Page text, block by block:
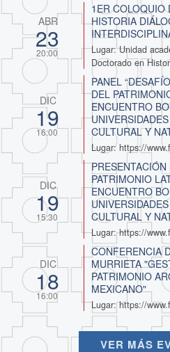
ABR
23
20:00
1ER COLOQUIO
HISTORIA
Lugar: Unidad
Doctorado en
DIC
19
16:00
PANEL
DEL
ENCUENTRO
CULTURAL Y
Lugar: https://
DIC
19
15:30
PATRIMONIO
ENCUENTRO
CULTURAL Y
Lugar: https://
DIC
18
16:00
CONFERENCIA
MURRIETA
PATRIMONIO
MEXICANO"
Lugar: https://
VER MÁS